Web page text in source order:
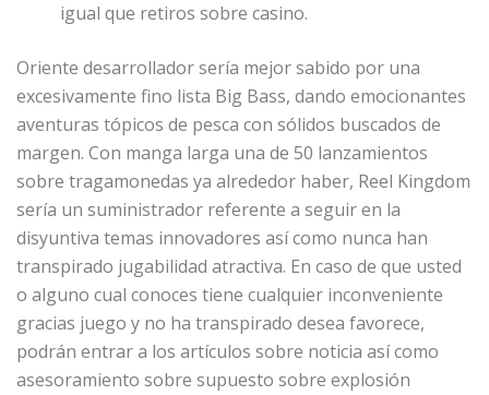
igual que retiros sobre casino.
Oriente desarrollador serí­a mejor sabido por una
excesivamente fino lista Big Bass, dando emocionantes
aventuras tópicos de pesca con sólidos buscados de
margen. Con manga larga una de 50 lanzamientos
sobre tragamonedas ya alrededor haber, Reel Kingdom
serí­a un suministrador referente a seguir en la
disyuntiva temas innovadores así­ como nunca han
transpirado jugabilidad atractiva. En caso de que usted
o alguno cual conoces tiene cualquier inconveniente
gracias juego y no ha transpirado desea favorece,
podrán entrar a los artículos sobre noticia así­ como
asesoramiento sobre supuesto sobre explosión